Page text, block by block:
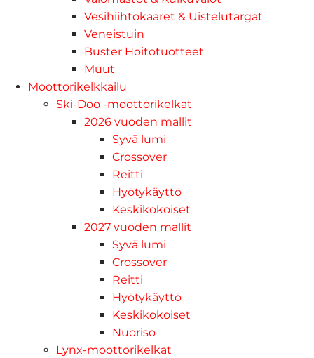
Vesihiihtokaaret & Uistelutargat
Veneistuin
Buster Hoitotuotteet
Muut
Moottorikelkkailu
Ski-Doo -moottorikelkat
2026 vuoden mallit
Syvä lumi
Crossover
Reitti
Hyötykäyttö
Keskikokoiset
2027 vuoden mallit
Syvä lumi
Crossover
Reitti
Hyötykäyttö
Keskikokoiset
Nuoriso
Lynx-moottorikelkat